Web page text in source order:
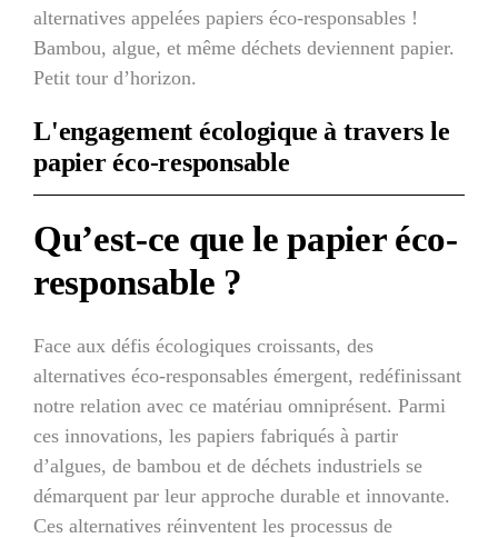
alternatives appelées papiers éco-responsables !
Bambou, algue, et même déchets deviennent papier.
Petit tour d’horizon.
L'engagement écologique à travers le
papier éco-responsable
Qu’est-ce que le papier éco-
responsable ?
Face aux défis écologiques croissants, des
alternatives éco-responsables émergent, redéfinissant
notre relation avec ce matériau omniprésent. Parmi
ces innovations, les papiers fabriqués à partir
d’algues, de bambou et de déchets industriels se
démarquent par leur approche durable et innovante.
Ces alternatives réinventent les processus de